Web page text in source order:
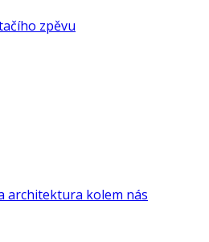
zpěvu
architektura kolem nás